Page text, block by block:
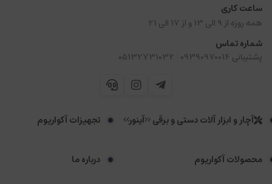
ساعت کاری
همه روزه از 9 الی 13 و از 17 الی 21
شماره تماس
پشتیبانی 09390970014
05132731032
آچار و ابزار آلات دستی و برقی <<آینور>> تجهیزات آکواریوم
محصولات آکواریوم درباره ما